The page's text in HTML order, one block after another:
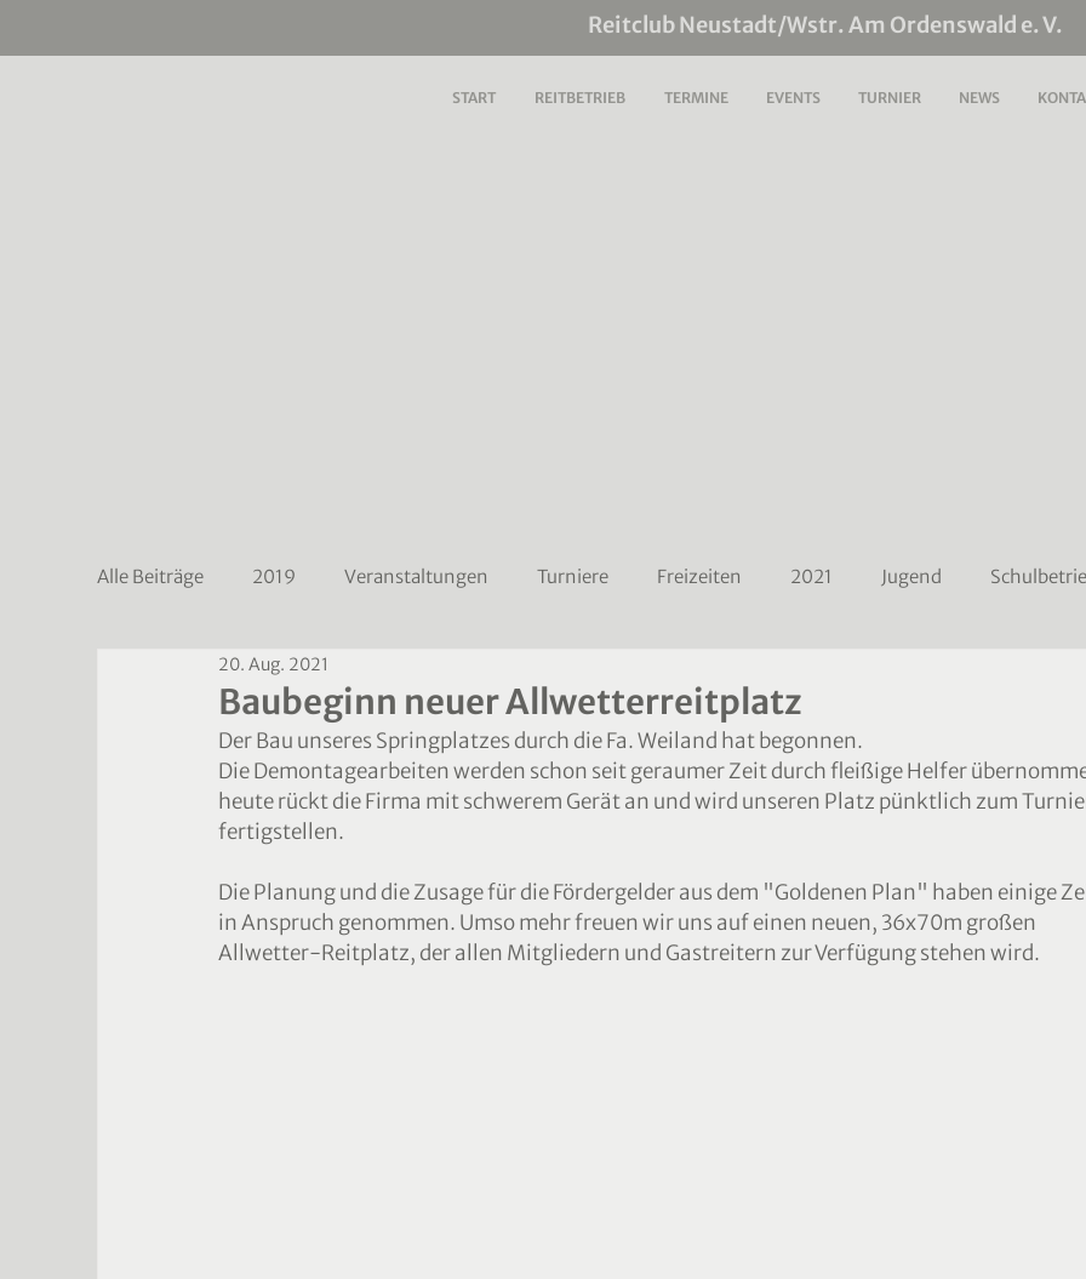
Reitclub Neustadt/Wstr. Am Ordenswald e. V.
START REITBETRIEB TERMINE EVENTS TURNIER NEWS
Alle Beiträge 2019 Veranstaltungen Turniere Freizeiten 2021 Jugend
2023
Baubeginn neuer Allwetterreitplatz
20. Aug. 2021
Der Bau unseres Springplatzes durch die Fa. Weiland hat begonnen.
Die Demontagearbeiten werden schon seit geraumer Zeit durch fleißige Helfer
heute rückt die Firma mit schwerem Gerät an und wird unseren Platz pünktlich zum
fertigstellen.
Die Planung und die Zusage für die Fördergelder aus dem "Goldenen Plan" haben einige
in Anspruch genommen. Umso mehr freuen wir uns auf einen neuen, 36x70m großen
Allwetter-Reitplatz, der allen Mitgliedern und Gastreitern zur Verfügung stehen wird.